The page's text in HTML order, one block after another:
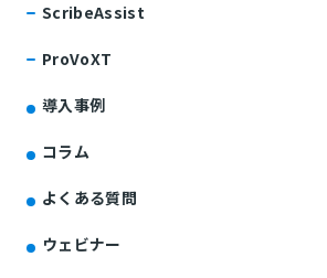
ScribeAssist
ProVoXT
導入事例
コラム
よくある質問
ウェビナー